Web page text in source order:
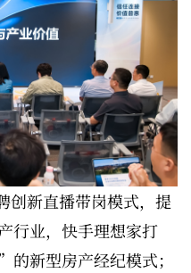
创新直播带岗模式，提
行业，快手理想家打
新型房产经纪模式；